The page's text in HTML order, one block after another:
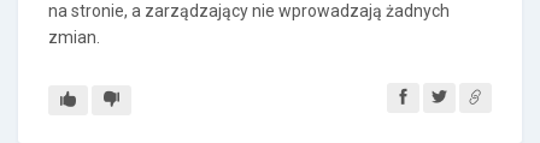
na stronie, a zarządzający nie wprowadzają żadnych
zmian.